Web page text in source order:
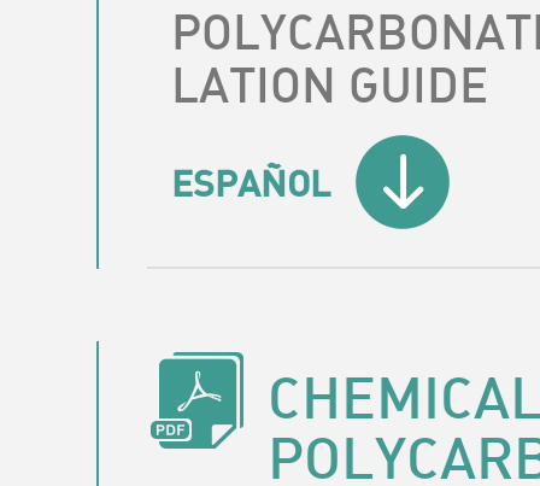
LATION GUIDE
ESPAÑOL